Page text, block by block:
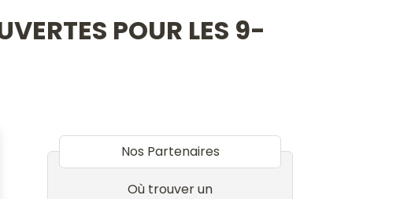
POUR LES 9-
Nos Partenaires
Où trouver un